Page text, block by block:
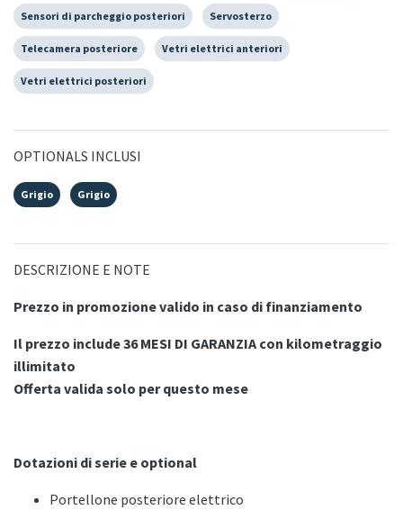
Sensori di parcheggio posteriori Servosterzo
Telecamera posteriore Vetri elettrici anteriori
Vetri elettrici posteriori
OPTIONALS INCLUSI
Grigio Grigio
DESCRIZIONE E NOTE
Prezzo in promozione valido in caso di finanziamento
Il prezzo include 36 MESI DI GARANZIA con kilometraggio
illimitato
Offerta valida solo per questo mese
Dotazioni di serie e optional
Portellone posteriore elettrico